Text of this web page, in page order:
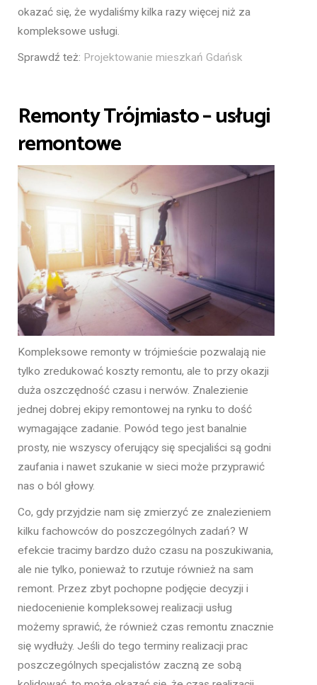
okazać się, że wydaliśmy kilka razy więcej niż za
kompleksowe usługi.
Sprawdź też: Projektowanie mieszkań Gdańsk
Remonty Trójmiasto – usługi
remontowe
Kompleksowe remonty w trójmieście pozwalają nie
tylko zredukować koszty remontu, ale to przy okazji
duża oszczędność czasu i nerwów. Znalezienie
jednej dobrej ekipy remontowej na rynku to dość
wymagające zadanie. Powód tego jest banalnie
prosty, nie wszyscy oferujący się specjaliści są godni
zaufania i nawet szukanie w sieci może przyprawić
nas o ból głowy.
Co, gdy przyjdzie nam się zmierzyć ze znalezieniem
kilku fachowców do poszczególnych zadań? W
efekcie tracimy bardzo dużo czasu na poszukiwania,
ale nie tylko, ponieważ to rzutuje również na sam
remont. Przez zbyt pochopne podjęcie decyzji i
niedocenienie kompleksowej realizacji usług
możemy sprawić, że również czas remontu znacznie
się wydłuży. Jeśli do tego terminy realizacji prac
poszczególnych specjalistów zaczną ze sobą